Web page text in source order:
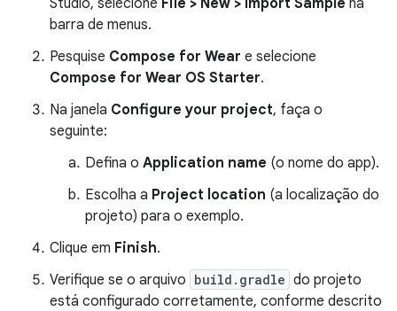
barra de menus.
Pesquise Compose for Wear e selecione
Compose for Wear OS Starter.
Na janela Configure your project, faça o
seguinte:
Defina o Application name (o nome do app).
Escolha a Project location (a localização do
projeto) para o exemplo.
Clique em Finish.
Verifique se o arquivo build.gradle do projeto
está configurado corretamente, conforme descrito